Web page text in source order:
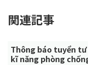
関連記事
Thông báo tuyển
kĩ năng phòng